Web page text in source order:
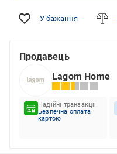
У бажання
Продавець
Lagom Home
Надійні транзакції
Безпечна оплата
картою